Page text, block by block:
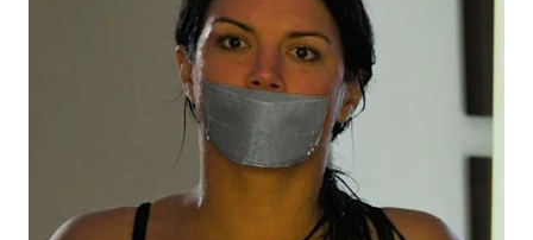
LESUNG